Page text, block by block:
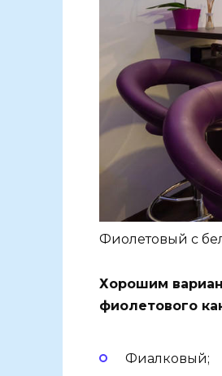
Фиолетовый с
Хорошим
фиолетового
Фиалковый;